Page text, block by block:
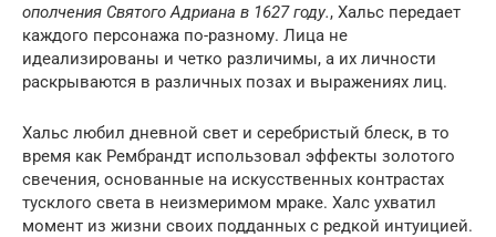
ополчения Святого Адриана в 1627 году., Хальс передает
каждого персонажа по-разному. Лица не
идеализированы и четко различимы, а их личности
раскрываются в различных позах и выражениях лиц.
Хальс любил дневной свет и серебристый блеск, в то
время как Рембрандт использовал эффекты золотого
свечения, основанные на искусственных контрастах
тусклого света в неизмеримом мраке. Халс ухватил
момент из жизни своих подданных с редкой интуицией.